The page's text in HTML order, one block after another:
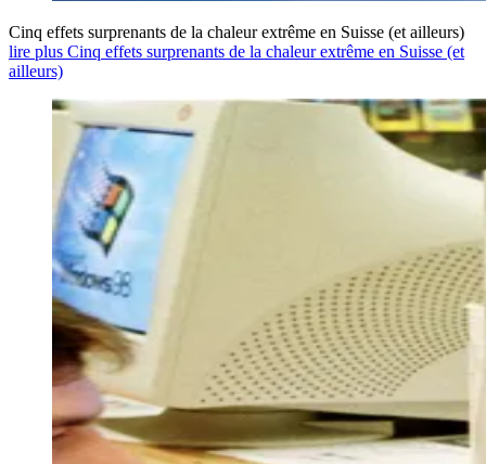
Cinq effets surprenants de la chaleur extrême en Suisse (et ailleurs)
lire plus Cinq effets surprenants de la chaleur extrême en Suisse (et
ailleurs)